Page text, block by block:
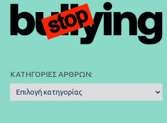
ΚΑΤΗΓΟΡΊΕΣ ΆΡΘΡΩΝ:
Κατηγορίες
Άρθρων: